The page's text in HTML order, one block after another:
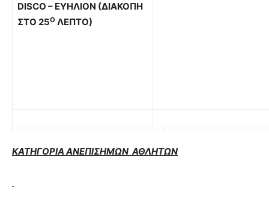
DISCO – ΕΥΗΛΙΟΝ (ΔΙΑΚΟΠΗ
ΣΤΟ 25Ο ΛΕΠΤΟ)
ΚΑΤΗΓΟΡΙΑ ΑΝΕΠΙΣΗΜΩΝ ΑΘΛΗΤΩΝ